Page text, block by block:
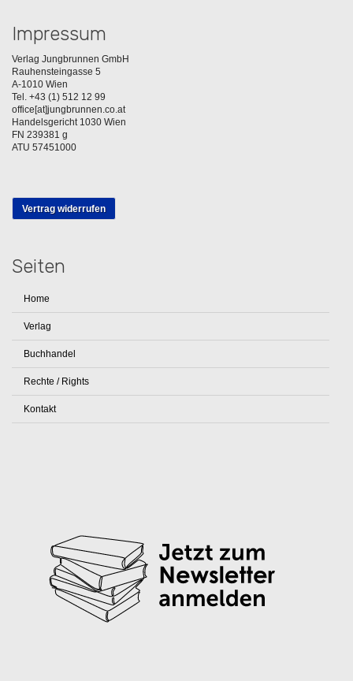
Impressum
Verlag Jungbrunnen GmbH
Rauhensteingasse 5
A-1010 Wien
Tel. +43 (1) 512 12 99
office[at]jungbrunnen.co.at
Handelsgericht 1030 Wien
FN 239381 g
ATU 57451000
Vertrag widerrufen
Seiten
Home
Verlag
Buchhandel
Rechte / Rights
Kontakt